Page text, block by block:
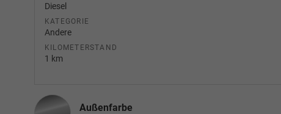
Diesel
KATEGORIE
Andere
KILOMETERSTAND
1 km
Außenfarbe